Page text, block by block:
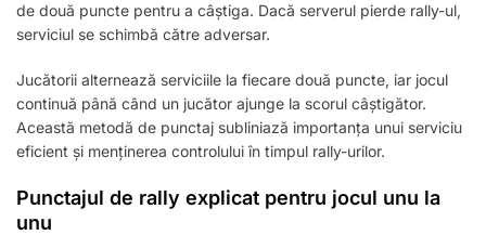
de două puncte pentru a câștiga. Dacă serverul pierde rally-ul,
serviciul se schimbă către adversar.
Jucătorii alternează serviciile la fiecare două puncte, iar jocul
continuă până când un jucător ajunge la scorul câștigător.
Această metodă de punctaj subliniază importanța unui serviciu
eficient și menținerea controlului în timpul rally-urilor.
Punctajul de rally explicat pentru jocul unu la
unu